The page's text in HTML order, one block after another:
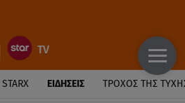
STARX ΕΙΔΉΣΕΙΣ ΤΡΟΧΌΣ ΤΗΣ